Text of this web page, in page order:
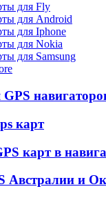
для Fly
для Android
для Iphone
для Nokia
для Samsung
GPS
карт
карт в
Австралии и